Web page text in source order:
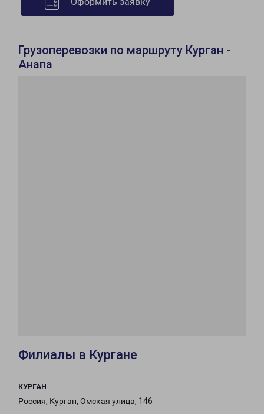
Грузоперевозки по маршруту Курган -
Анапа
Филиалы в Кургане
КУРГАН
Россия, Курган, Омская улица, 146